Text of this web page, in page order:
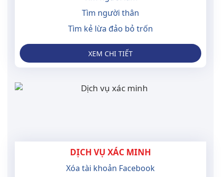
Tìm người thân
Tìm kẻ lừa đảo bỏ trốn
XEM CHI TIẾT
DỊCH VỤ XÁC MINH
Xóa tài khoản Facebook